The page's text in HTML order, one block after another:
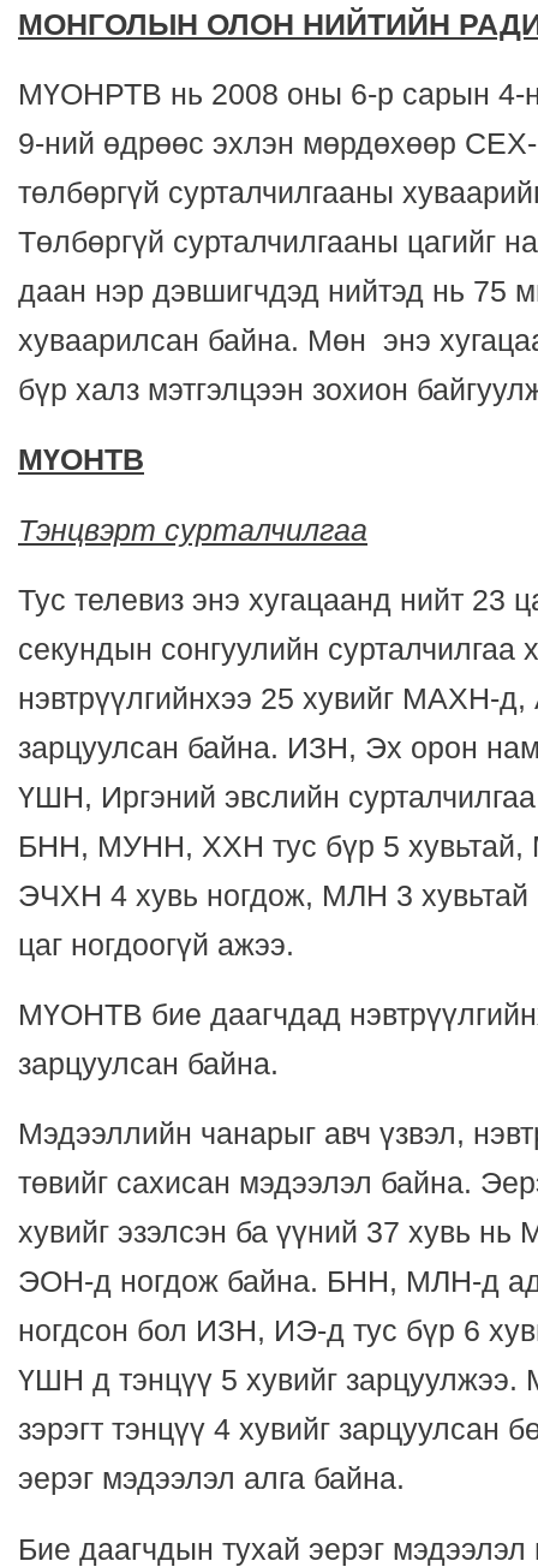
МОНГОЛЫН ОЛОН НИЙТИЙН
МҮОНРТВ нь 2008 оны 6-р сарын
9-ний өдрөөс эхлэн мөрдөхөөр
төлбөргүй сурталчилгааны
Төлбөргүй сурталчилгааны цагийг
даан нэр дэвшигчдэд нийтэд нь 75
хуваарилсан байна. Мөн энэ
бүр халз мэтгэлцээн зохион
МҮОНТВ
Тэнцвэрт сурталчилгаа
Тус телевиз энэ хугацаанд нийт 23
секундын сонгуулийн сурталчилгаа
нэвтрүүлгийнхээ 25 хувийг МАХН-
зарцуулсан байна. ИЗН, Эх орон
ҮШН, Иргэний эвслийн сурталчилгаа
БНН, МУНН, ХХН тус бүр 5
ЭЧХН 4 хувь ногдож, МЛН 3
цаг ногдоогүй ажээ.
МҮОНТВ бие даагчдад
зарцуулсан байна.
Мэдээллийн чанарыг авч үзвэл,
төвийг сахисан мэдээлэл байна.
хувийг эзэлсэн ба үүний 37 хувь
ЭОН-д ногдож байна. БНН, МЛН-д
ногдсон бол ИЗН, ИЭ-д тус бүр 6
ҮШН д тэнцүү 5 хувийг
зэрэгт тэнцүү 4 хувийг зарцуулсан
эерэг мэдээлэл алга байна.
Бие даагчдын тухай эерэг мэдээлэл